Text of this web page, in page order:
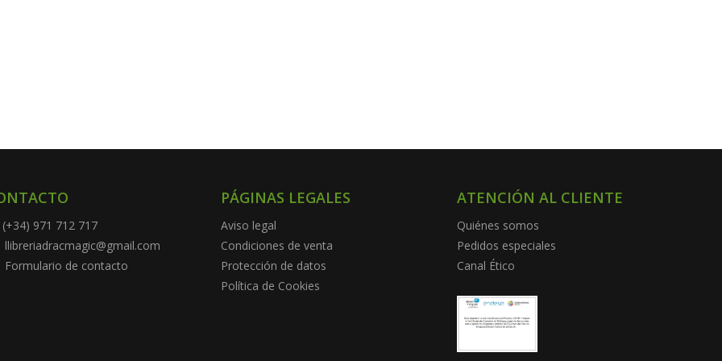
(+34) 971 712 717
llibreriadracmagic@gmail.com
Formulario de contacto
PÁGINAS LEGALES
Aviso legal
Condiciones de venta
Protección de datos
Política de Cookies
ATENCIÓN AL CLIENTE
Quiénes somos
Pedidos especiales
Canal Ético